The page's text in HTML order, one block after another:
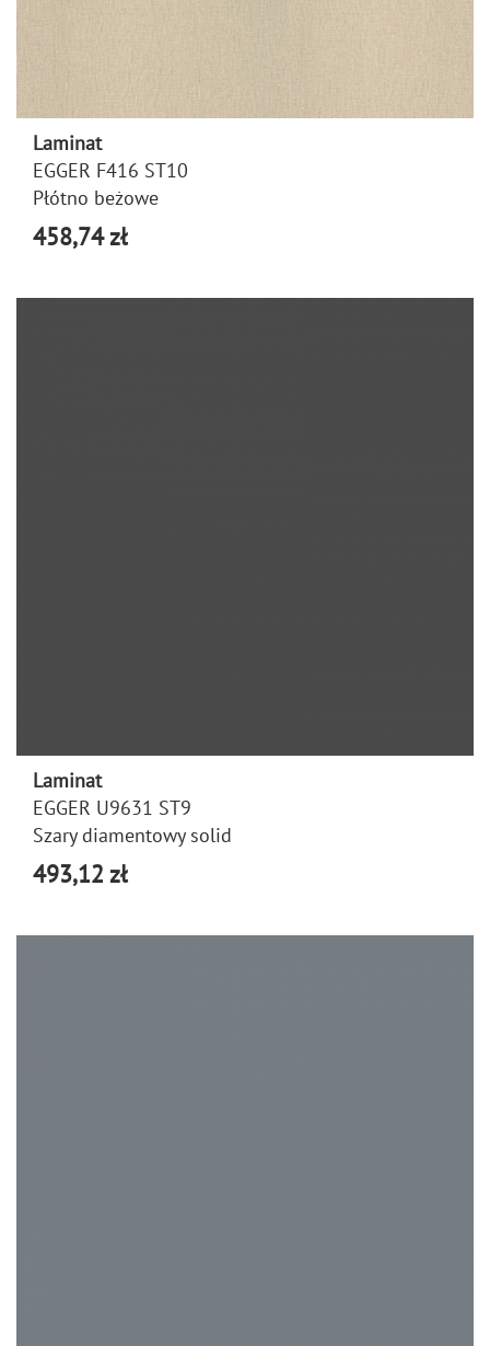
Laminat
EGGER F416 ST10
Płótno beżowe
458,74 zł
Laminat
EGGER U9631 ST9
Szary diamentowy solid
493,12 zł